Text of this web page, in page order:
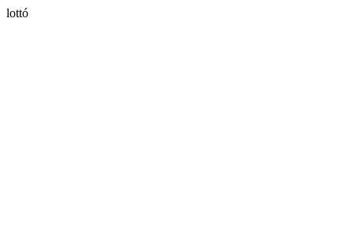
lottó